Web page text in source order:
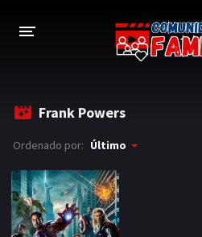
LOGIN
Frank Powers
Ordenado por: Último